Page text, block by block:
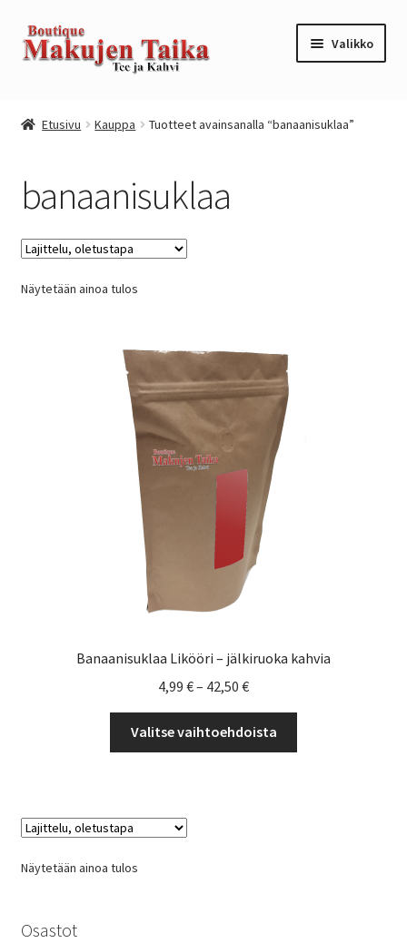
Siirry
navigointiin
Siirry
sisältöön
Valikko
Kassa
Kauppa
Oma tili
Tilaus- ja sopimusehdot
Etusivu Kauppa Tuotteet avainsanalla “banaanisuklaa”
banaanisuklaa
Näytetään ainoa tulos
Banaanisuklaa Likööri – jälkiruoka kahvia
4,99 €– 42,50 €Hintaluokka:
-
42,50 €
Valitse vaihtoehdoista
Näytetään ainoa tulos
Osastot